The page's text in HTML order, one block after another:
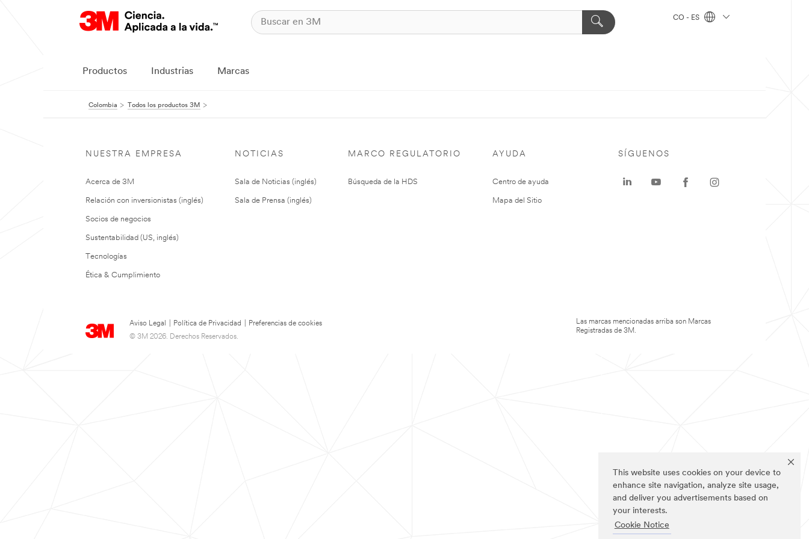
This website uses cookies on your device to
enhance site navigation, analyze site usage,
and deliver you advertisements based on
your interests.
Cookie Notice
CO - ES
Productos Industrias Marcas
Colombia Todos los productos 3M
NUESTRA EMPRESA
Acerca de 3M
Relación con inversionistas (inglés)
Socios de negocios
Sustentabilidad (US, inglés)
Tecnologías
Ética & Cumplimiento
NOTICIAS
Sala de Noticias (inglés)
Sala de Prensa (inglés)
MARCO REGULATORIO
Búsqueda de la HDS
AYUDA
Centro de ayuda
Mapa del Sitio
Aviso Legal Política de Privacidad
Preferencias de cookies
© 3M 2026. Derechos Reservados.
SÍGUENOS
Las marcas mencionadas arriba son Marcas
Registradas de 3M.